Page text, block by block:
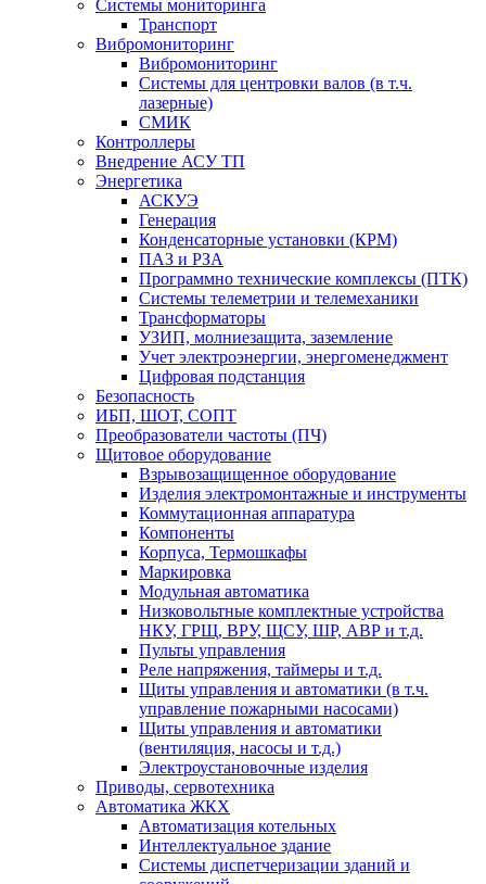
Системы мониторинга
Транспорт
Вибромониторинг
Вибромониторинг
Системы для центровки валов (в т.ч.
лазерные)
СМИК
Контроллеры
Внедрение АСУ ТП
Энергетика
АСКУЭ
Генерация
Конденсаторные установки (КРМ)
ПАЗ и РЗА
Программно технические комплексы (ПТК)
Системы телеметрии и телемеханики
Трансформаторы
УЗИП, молниезащита, заземление
Учет электроэнергии, энергоменеджмент
Цифровая подстанция
Безопасность
ИБП, ШОТ, СОПТ
Преобразователи частоты (ПЧ)
Щитовое оборудование
Взрывозащищенное оборудование
Изделия электромонтажные и инструменты
Коммутационная аппаратура
Компоненты
Корпуса, Термошкафы
Маркировка
Модульная автоматика
Низковольтные комплектные устройства
НКУ, ГРЩ, ВРУ, ЩСУ, ШР, АВР и т.д.
Пульты управления
Реле напряжения, таймеры и т.д.
Щиты управления и автоматики (в т.ч.
управление пожарными насосами)
Щиты управления и автоматики
(вентиляция, насосы и т.д.)
Электроустановочные изделия
Приводы, сервотехника
Автоматика ЖКХ
Автоматизация котельных
Интеллектуальное здание
Системы диспетчеризации зданий и